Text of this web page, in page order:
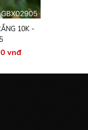
10K -
vnđ